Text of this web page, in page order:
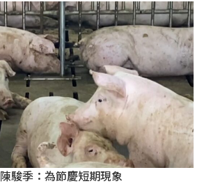
駿季：為節慶短期現象